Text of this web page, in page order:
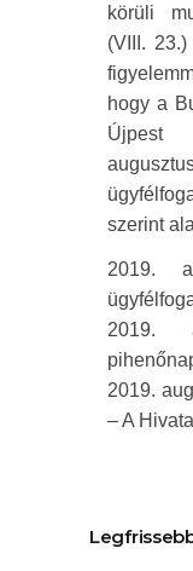
körüli
(VIII.
hogy a
Újpest
szerint
2019.
2019.
2019.
– A